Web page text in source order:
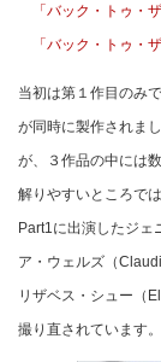
「バック・トゥ・
「バック・トゥ・
当初は第１作目のみ
が同時に製作されま
が、３作品の中には
解りやすいところで
Part1に出演したジェ
ア・ウェルズ（
リザベス・シュー（
撮り直されています。